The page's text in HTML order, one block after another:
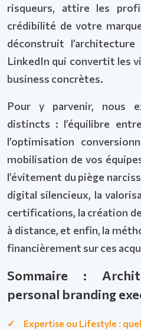
risqueurs, attire les
crédibilité de votre
déconstruit l’architecture
LinkedIn qui convertit les
business concrètes.
Pour y parvenir, nous
distincts : l’équilibre
l’optimisation
mobilisation de vos
l’évitement du piège
digital silencieux, la
certifications, la création
à distance, et enfin, la
financièrement sur ces
Sommaire :
personal branding
Expertise ou Lifestyle :